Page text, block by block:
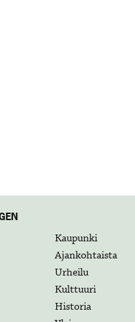
Kaupunki
Ajankohtaista
Urheilu
Kulttuuri
Historia